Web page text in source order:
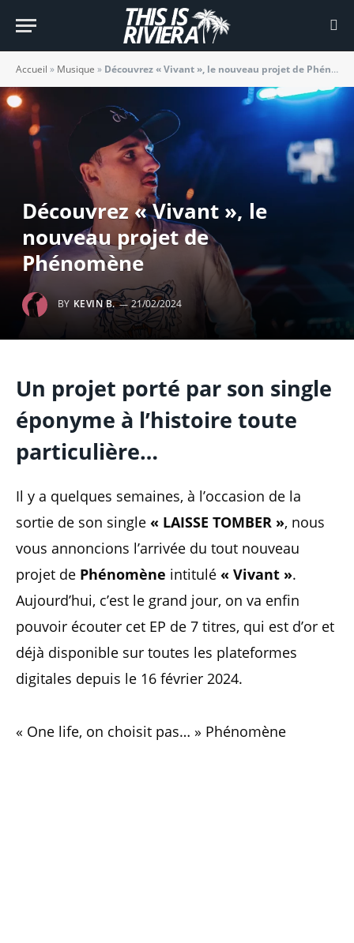
Accueil » Musique » Découvrez « Vivant », le nouveau projet de Phénomène
Découvrez « Vivant », le
nouveau projet de
Phénomène
BY KEVIN B. 21/02/2024
Un projet porté par son single
éponyme à l’histoire toute
particulière…
Il y a quelques semaines, à l’occasion de la
sortie de son single « LAISSE TOMBER », nous
vous annoncions l’arrivée du tout nouveau
projet de Phénomène intitulé « Vivant ».
Aujourd’hui, c’est le grand jour, on va enfin
pouvoir écouter cet EP de 7 titres, qui est d’or et
déjà disponible sur toutes les plateformes
digitales depuis le 16 février 2024.
« One life, on choisit pas… » Phénomène